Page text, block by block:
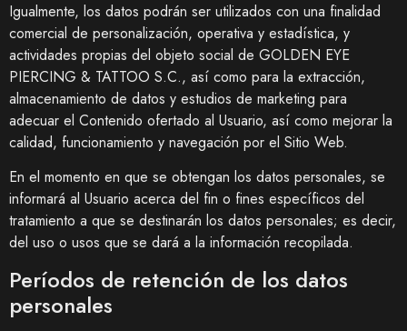
Igualmente, los datos podrán ser utilizados con una finalidad
comercial de personalización, operativa y estadística, y
actividades propias del objeto social de GOLDEN EYE
PIERCING & TATTOO S.C., así como para la extracción,
almacenamiento de datos y estudios de marketing para
adecuar el Contenido ofertado al Usuario, así como mejorar la
calidad, funcionamiento y navegación por el Sitio Web.
En el momento en que se obtengan los datos personales, se
informará al Usuario acerca del fin o fines específicos del
tratamiento a que se destinarán los datos personales; es decir,
del uso o usos que se dará a la información recopilada.
Períodos de retención de los datos
personales